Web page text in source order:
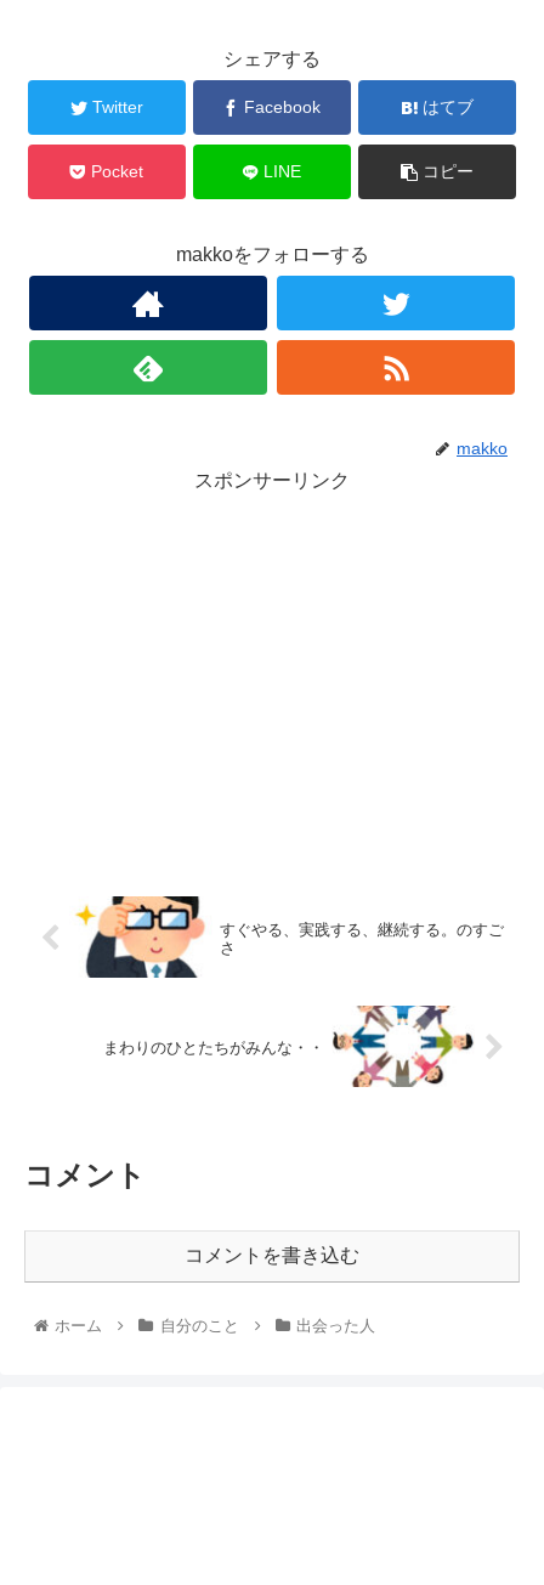
シェアする
Twitter Facebook はてブ
Pocket LINE コピー
makkoをフォローする
makko
スポンサーリンク
すぐやる、実践する、継続する。のすご
さ
まわりのひとたちがみんな・・
コメント
コメントを書き込む
ホーム 自分のこと 出会った人